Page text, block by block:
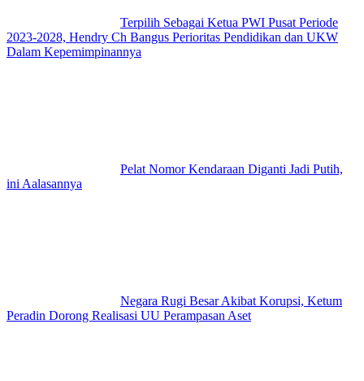
Terpilih Sebagai Ketua PWI Pusat Periode
2023-2028, Hendry Ch Bangus Perioritas Pendidikan dan UKW
Dalam Kepemimpinannya
Pelat Nomor Kendaraan Diganti Jadi Putih,
ini Aalasannya
Negara Rugi Besar Akibat Korupsi, Ketum
Peradin Dorong Realisasi UU Perampasan Aset